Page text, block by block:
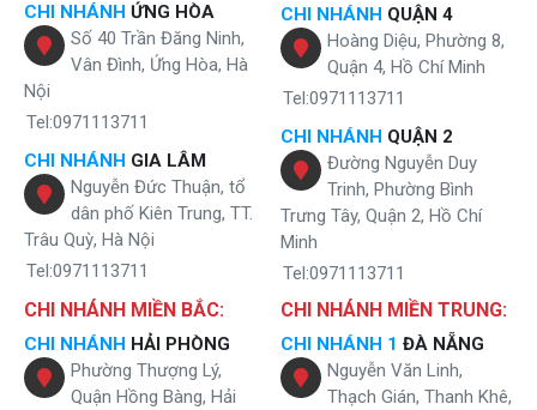
CHI NHÁNH ỨNG HÒA
Số 40 Trần Đăng Ninh,
Vân Đình, Ứng Hòa, Hà
Nội
Tel:0971113711
CHI NHÁNH GIA LÂM
Nguyễn Đức Thuận, tổ
dân phố Kiên Trung, TT.
Trâu Quỳ, Hà Nội
Tel:0971113711
CHI NHÁNH QUẬN 4
Hoàng Diệu, Phường 8,
Quận 4, Hồ Chí Minh
Tel:0971113711
CHI NHÁNH QUẬN 2
Đường Nguyễn Duy
Trinh, Phường Bình
Trưng Tây, Quận 2, Hồ Chí
Minh
Tel:0971113711
CHI NHÁNH MIỀN BẮC:
CHI NHÁNH HẢI PHÒNG
Phường Thượng Lý,
Quận Hồng Bàng, Hải
CHI NHÁNH MIỀN TRUNG:
CHI NHÁNH 1 ĐÀ NẴNG
Nguyễn Văn Linh,
Thạch Gián, Thanh Khê,